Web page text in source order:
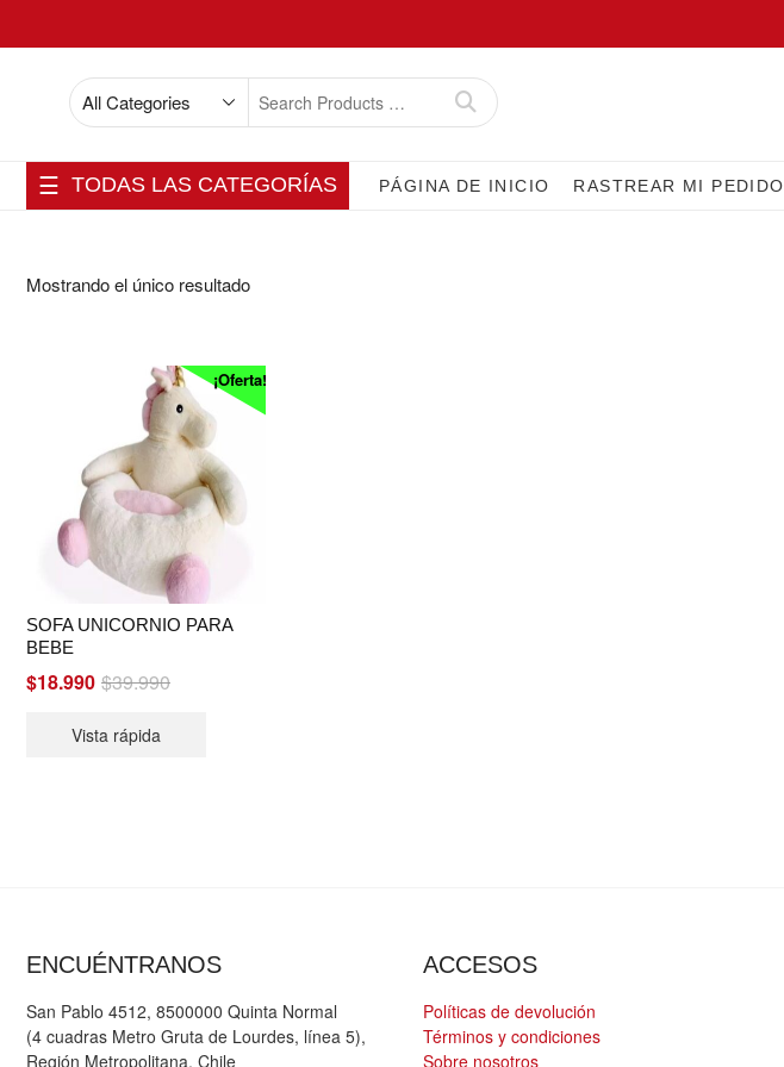
Search
TODAS LAS CATEGORÍAS PÁGINA DE INICIO RASTREAR MI PEDIDO
Mostrando el único resultado
¡Oferta!
SOFA UNICORNIO PARA
BEBE
$39.990Original
$18.990
Current
Vista rápida
ENCUÉNTRANOS
San Pablo 4512, 8500000 Quinta Normal
(4 cuadras Metro Gruta de Lourdes, línea 5),
Región Metropolitana, Chile
ACCESOS
Políticas de devolución
Términos y condiciones
Sobre nosotros